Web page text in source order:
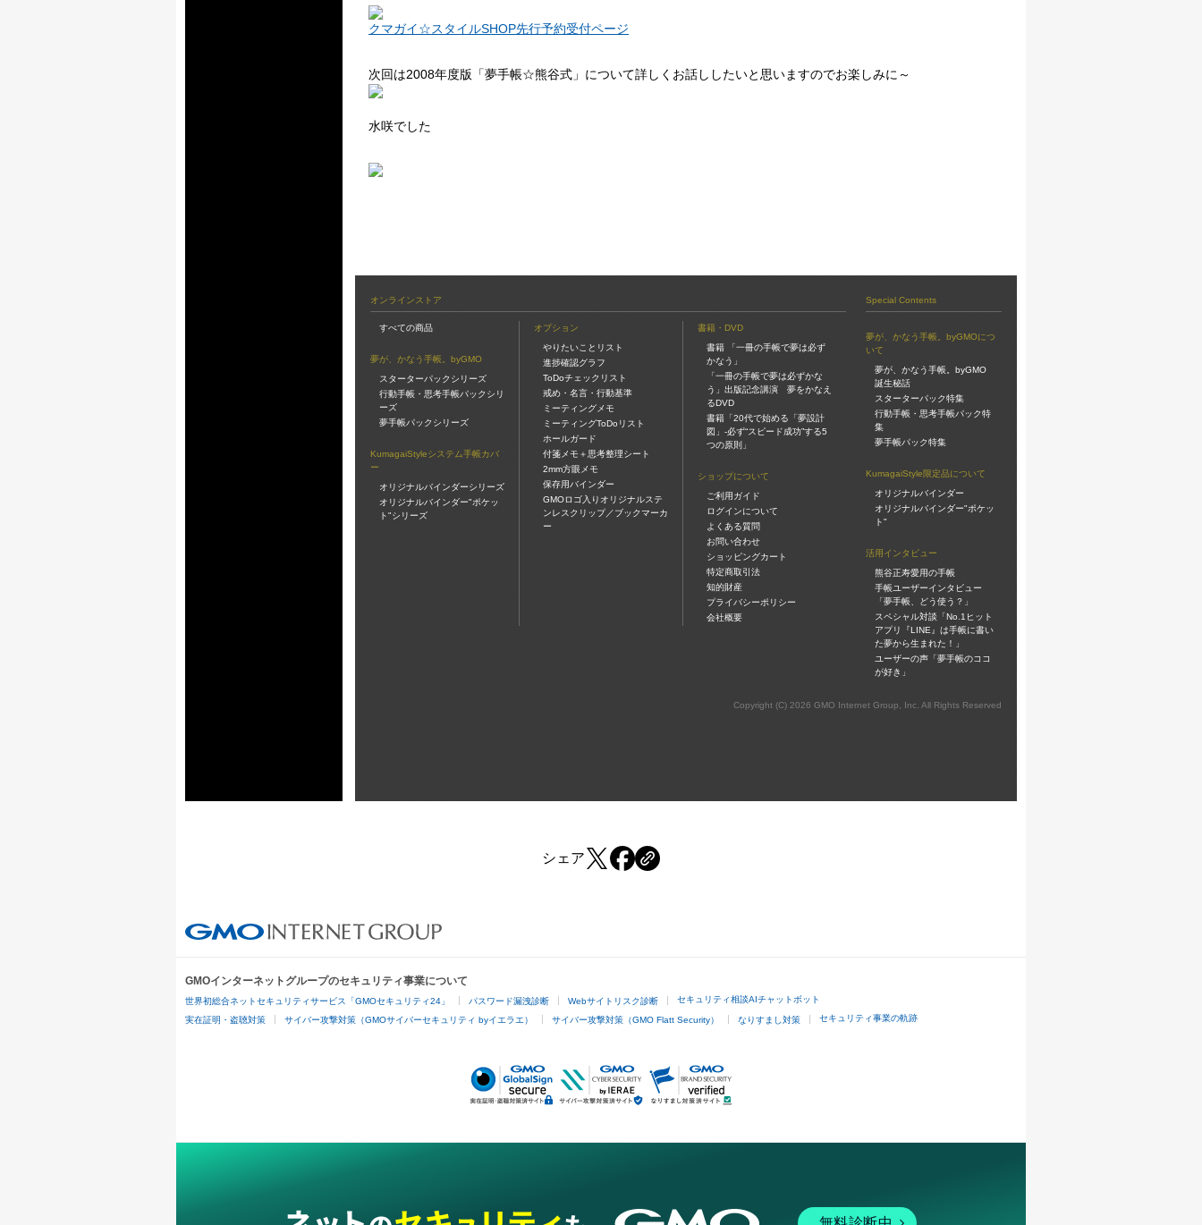
クマガイ☆スタイルSHOP先行予約受付ページ
次回は2008年度版「夢手帳☆熊谷式」について詳しくお話ししたいと思いますのでお楽しみに～
水咲でした
オンラインストア
すべての商品
夢が、かなう手帳。byGMO
スターターパックシリーズ
行動手帳・思考手帳パックシリ
ーズ
夢手帳パックシリーズ
KumagaiStyleシステム手帳カバ
ー
オリジナルバインダーシリーズ
オリジナルバインダー"ポケッ
ト"シリーズ
オプション
やりたいことリスト
進捗確認グラフ
ToDoチェックリスト
戒め・名言・行動基準
ミーティングメモ
ミーティングToDoリスト
ホールガード
付箋メモ＋思考整理シート
2mm方眼メモ
保存用バインダー
GMOロゴ入りオリジナルステ
ンレスクリップ／ブックマーカ
ー
書籍・DVD
書籍 「一冊の手帳で夢は必ず
かなう」
「一冊の手帳で夢は必ずかな
う」出版記念講演 夢をかなえ
るDVD
書籍「20代で始める「夢設計
図」-必ず“スピード成功”する5
つの原則」
ショップについて
ご利用ガイド
ログインについて
よくある質問
お問い合わせ
ショッピングカート
特定商取引法
知的財産
プライバシーポリシー
会社概要
Special Contents
夢が、かなう手帳。byGMOにつ
いて
夢が、かなう手帳。byGMO
誕生秘話
スターターパック特集
行動手帳・思考手帳パック特
集
夢手帳パック特集
KumagaiStyle限定品について
オリジナルバインダー
オリジナルバインダー"ポケッ
ト"
活用インタビュー
熊谷正寿愛用の手帳
手帳ユーザーインタビュー
「夢手帳、どう使う？」
スペシャル対談「No.1ヒット
アプリ『LINE』は手帳に書い
た夢から生まれた！」
ユーザーの声「夢手帳のココ
が好き」
Copyright (C) 2026 GMO Internet Group, Inc. All Rights Reserved
シェア
GMOインターネットグループのセキュリティ事業について
世界初総合ネットセキュリティサービス「GMOセキュリティ24」 パスワード漏洩診断 Webサイトリスク診断 セキュリティ相談AIチャットボット
実在証明・盗聴対策 サイバー攻撃対策（GMOサイバーセキュリティ byイエラエ） サイバー攻撃対策（GMO Flatt Security） なりすまし対策 セキュリティ事業の軌跡